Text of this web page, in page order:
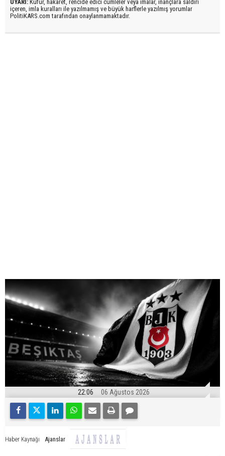
UYARI: Küfür, hakaret, rencide edici cümleler veya imalar, inançlara saldırı
içeren, imla kuralları ile yazılmamış ve büyük harflerle yazılmış yorumlar
PolitiKARS.com tarafından onaylanmamaktadır.
22:06 06 Ağustos 2026
Haber Kaynağı Ajanslar